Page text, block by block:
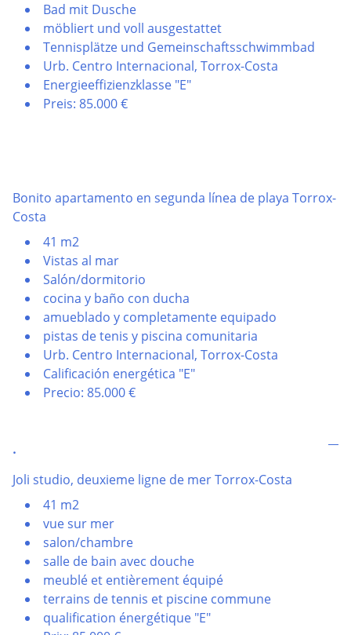
Bad mit Dusche
möbliert und voll ausgestattet
Tennisplätze und Gemeinschaftsschwimmbad
Urb. Centro Internacional, Torrox-Costa
Energieeffizienzklasse "E"
Preis: 85.000 €
Bonito apartamento en segunda línea de playa Torrox-
Costa
41 m2
Vistas al mar
Salón/dormitorio
cocina y baño con ducha
amueblado y completamente equipado
pistas de tenis y piscina comunitaria
Urb. Centro Internacional, Torrox-Costa
Calificación energética "E"
Precio: 85.000 €
.
Joli studio, deuxieme ligne de mer Torrox-Costa
41 m2
vue sur mer
salon/chambre
salle de bain avec douche
meublé et entièrement équipé
terrains de tennis et piscine commune
qualification énergétique "E"